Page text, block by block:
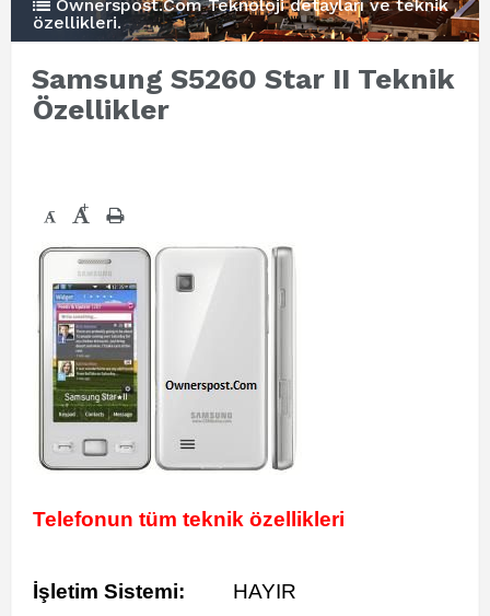
Ownerspost.Com Teknoloji detayları ve teknik
özellikleri.
Samsung S5260 Star II Teknik
Özellikler
- +
Telefonun tüm teknik özellikleri
İşletim Sistemi: HAYIR